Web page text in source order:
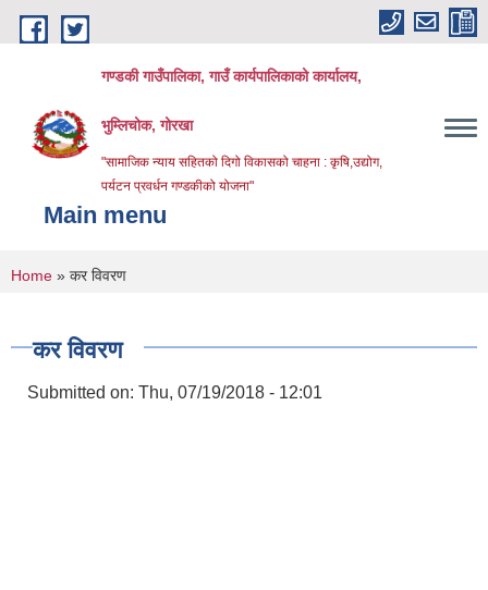
Skip to main content
गण्डकी गाउँपालिका, गाउँ कार्यपालिकाको कार्यालय,
भुम्लिचोक, गोरखा
"सामाजिक न्याय सहितको दिगो विकासको चाहना : कृषि,उद्योग,
पर्यटन प्रवर्धन गण्डकीको योजना"
Main menu
You are here
Home » कर विवरण
कर विवरण
Submitted on: Thu, 07/19/2018 - 12:01